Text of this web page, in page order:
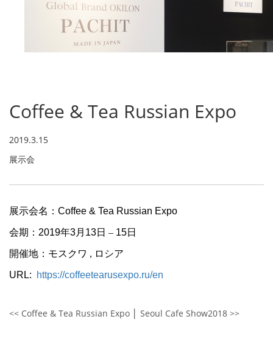
Coffee & Tea Russian Expo
2019.3.15
展示会
展示会名： Coffee & Tea Russian Expo
会期： 2019年3月 13日 – 15日
開催地：モスクワ , ロシア
URL: https://coffeetearusexpo.ru/en
<< Coffee & Tea Russian Expo Seoul Cafe Show2018 >>